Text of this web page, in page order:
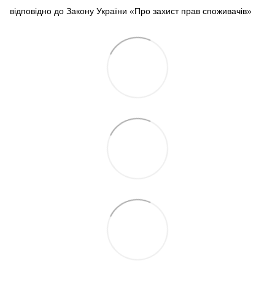
відповідно до Закону України «Про захист прав споживачів»